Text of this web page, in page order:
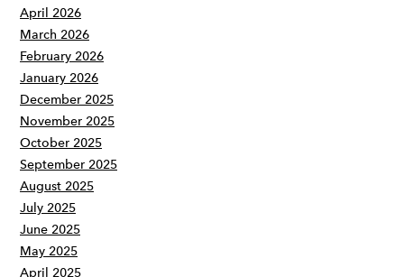
April 2026
March 2026
February 2026
January 2026
December 2025
November 2025
October 2025
September 2025
August 2025
July 2025
June 2025
May 2025
April 2025